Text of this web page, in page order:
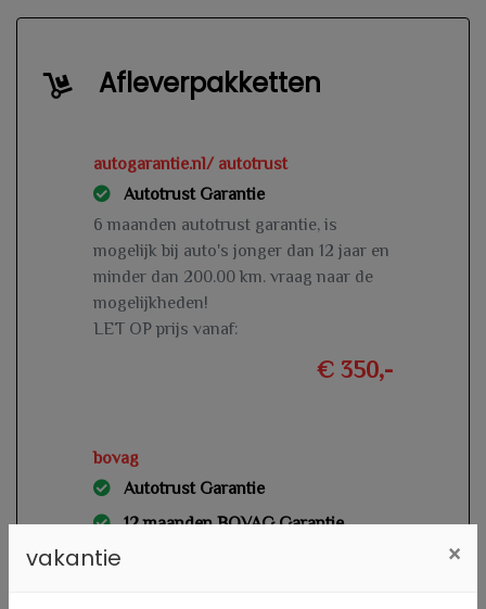
Afleverpakketten
autogarantie.nl/ autotrust
Autotrust Garantie
6 maanden autotrust garantie, is
mogelijk bij auto's jonger dan 12 jaar en
minder dan 200.00 km. vraag naar de
mogelijkheden!
LET OP prijs vanaf:
€ 350,-
bovag
Autotrust Garantie
12 maanden BOVAG Garantie
12 maanden bovag garantie inclusief
vakantie ×